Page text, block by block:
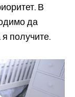
В
да
получите.